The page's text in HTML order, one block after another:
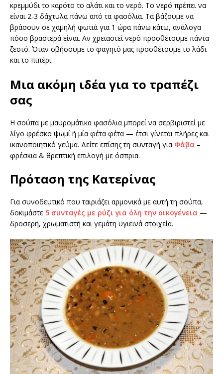
κρεμμύδι το καρότο το αλάτι και το νερό. Το νερό πρέπει να
είναι 2-3 δάχτυλα πάνω από τα φασόλια. Τα βάζουμε να
βράσουν σε χαμηλή φωτιά για 1 ώρα πάνω κάτω, ανάλογα
πόσο βραστερά είναι. Αν χρειαστεί νερό προσθέτουμε πάντα
ζεστό. Όταν σβήσουμε το φαγητό μας προσθέτουμε το λάδι
και το πιπέρι.
Μια ακόμη ιδέα για το τραπέζι
σας
Η σούπα με μαυρομάτικα φασόλια μπορεί να σερβιριστεί με
λίγο φρέσκο ψωμί ή μία φέτα φέτα — έτσι γίνεται πλήρες και
ικανοποιητικό γεύμα. Δείτε επίσης τη συνταγή για Φάβα –
φρέσκια & θρεπτική επιλογή με όσπρια.
Πρόταση της Κατερίνας
Για συνοδευτικό που ταιριάζει αρμονικά με αυτή τη σούπα,
δοκιμάστε 5 συνταγές με ρύζι για όλη την οικογένεια —
δροσερή, χρωματιστή και γεμάτη υγιεινά στοιχεία.